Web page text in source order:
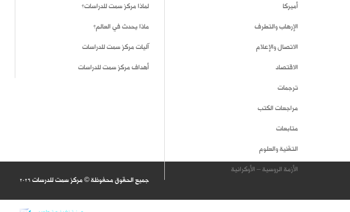
أميركا
الإرهاب والتطرف
الاتصال والإعلام
الاقتصاد
ترجمات
مراجعات الكتب
متابعات
التقنية والعلوم
الأزمة الروسية – الأوكرانية
لماذا مركز سمت للدراسات؟
ماذا يحدث في العالم؟
آليات مركز سمت للدراسات
أهداف مركز سمت للدراسات
جميع الحقوق محفوظة © مركز سمت للدرسات2026